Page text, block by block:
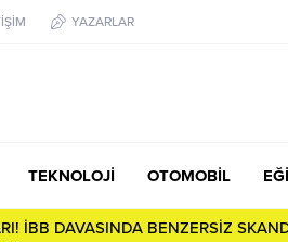
YAZARLAR
TEKNOLOJİ OTOMOBİL
Sosyal Çürümenin Anatomisi…